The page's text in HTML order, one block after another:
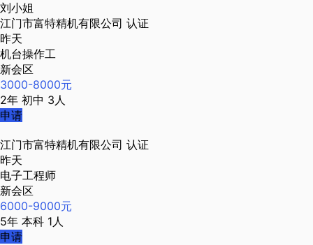
刘小姐
江门市富特精机有限公司 认证
昨天
机台操作工
新会区
3000-8000元
2年 初中 3人
申请
江门市富特精机有限公司 认证
昨天
电子工程师
新会区
6000-9000元
5年 本科 1人
申请